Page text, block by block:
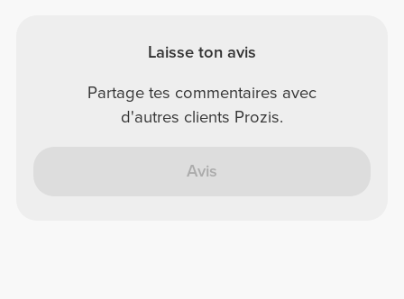
Laisse ton avis
Partage tes commentaires avec
d'autres clients Prozis.
Avis